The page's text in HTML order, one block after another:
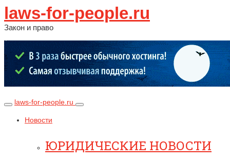
laws-for-people.ru
Закон и право
laws-for-people.ru
Новости
ЮРИДИЧЕСКИЕ НОВОСТИ